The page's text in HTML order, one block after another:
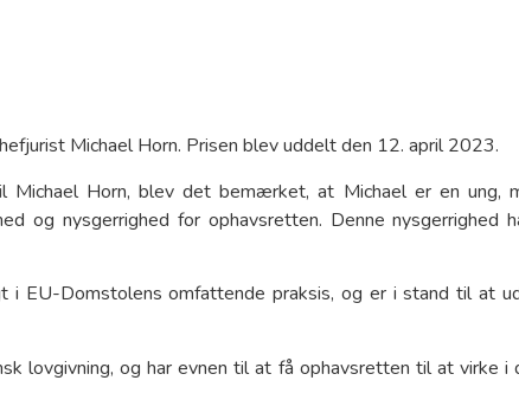
Michael Horn. Prisen blev uddelt den 12. april 2023.
Michael Horn, blev det bemærket, at Michael er en ung,
og nysgerrighed for ophavsretten. Denne
i EU-Domstolens omfattende praksis, og er i stand til at
lovgivning, og har evnen til at få ophavsretten til at virke